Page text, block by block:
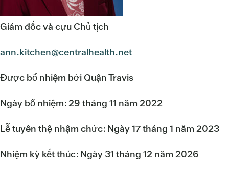
Giám đốc và cựu Chủ tịch
ann.kitchen@centralhealth.net
Được bổ nhiệm bởi Quận Travis
Ngày bổ nhiệm: 29 tháng 11 năm 2022
Lễ tuyên thệ nhậm chức: Ngày 17 tháng 1 năm 2023
Nhiệm kỳ kết thúc: Ngày 31 tháng 12 năm 2026